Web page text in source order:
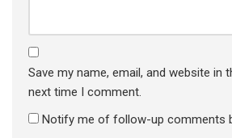
Save my name, email, and website in
next time I comment.
Notify me of follow-up comments